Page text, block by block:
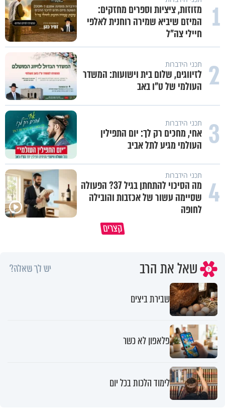
1
מזוזות, ציציות וספרים מחזקים:
המיזם שיביא שמירה רוחנית לאלפי
חיילי צה"ל
2 תכני הידברות
לזיווגים, שלום בית וישועות: המשדר
העולמי של ט"ו באב
3 תכני הידברות
אחי, מחכים רק לך: יום התפילין
העולמי מגיע לתל אביב
4 תכני הידברות
מה הסיכוי להתחתן בגיל 37? הפעולה
שסיימה עשור של אכזבות והובילה
לחופה
קצרים
שאל את הרב יש לך שאלה?
שבירת ביצים
פלאפון לא כשר
לימוד הלכות בכל יום